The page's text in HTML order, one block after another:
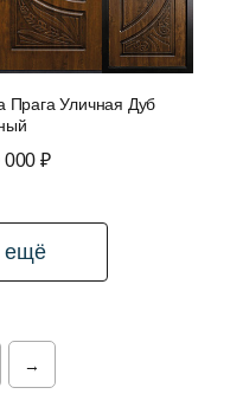
Прага Уличная Дуб
000 ₽
ещё
→